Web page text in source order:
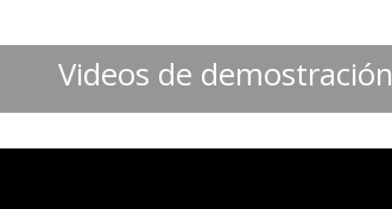
Videos de demostración